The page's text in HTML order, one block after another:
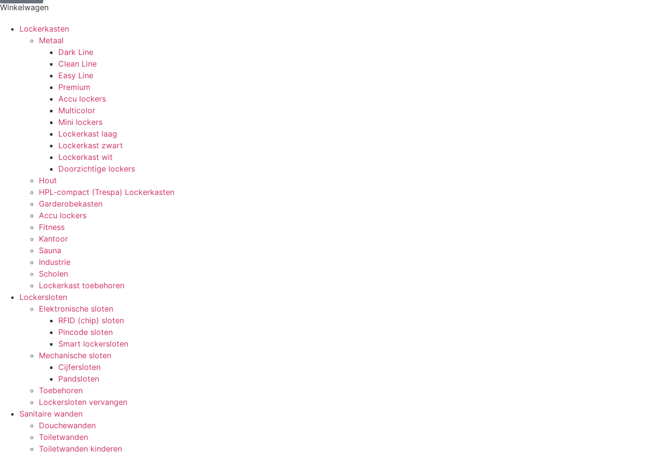
Winkelwagen
Lockerkasten
Metaal
Dark Line
Clean Line
Easy Line
Premium
Accu lockers
Multicolor
Mini lockers
Lockerkast laag
Lockerkast zwart
Lockerkast wit
Doorzichtige lockers
Hout
HPL-compact (Trespa) Lockerkasten
Garderobekasten
Accu lockers
Fitness
Kantoor
Sauna
Industrie
Scholen
Lockerkast toebehoren
Lockersloten
Elektronische sloten
RFID (chip) sloten
Pincode sloten
Smart lockersloten
Mechanische sloten
Cijfersloten
Pandsloten
Toebehoren
Lockersloten vervangen
Sanitaire wanden
Douchewanden
Toiletwanden
Toiletwanden kinderen